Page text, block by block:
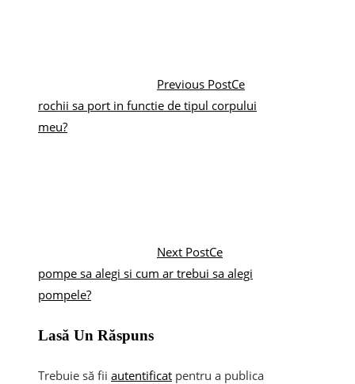
Previous PostCe
rochii sa port in functie de tipul corpului
meu?
Next PostCe
pompe sa alegi si cum ar trebui sa alegi
pompele?
Lasă Un Răspuns
Trebuie să fii autentificat pentru a publica